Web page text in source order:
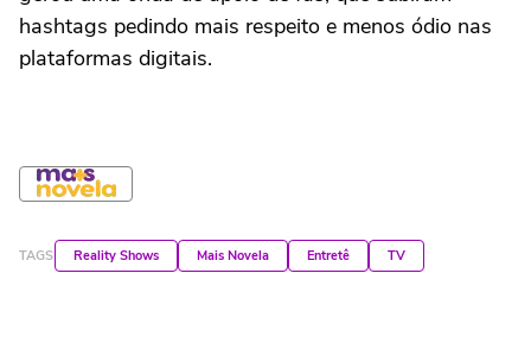
hashtags pedindo mais respeito e menos ódio nas
plataformas digitais.
TAGS Reality Shows Mais Novela Entretê TV